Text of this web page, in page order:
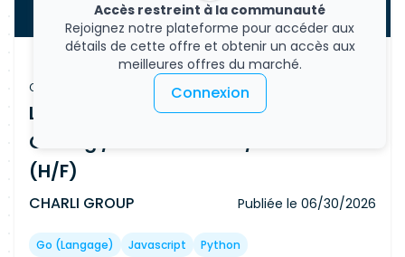
Accès restreint à la communauté
Rejoignez notre plateforme pour accéder aux
détails de cette offre et obtenir un accès aux
meilleures offres du marché.
Connexion
Offre d'emploi
Lead Software Engineer Full Stack –
Golang / Observabilité / Kubernetes
(H/F)
CHARLI GROUP Publiée le 06/30/2026
Go (langage) Javascript Python